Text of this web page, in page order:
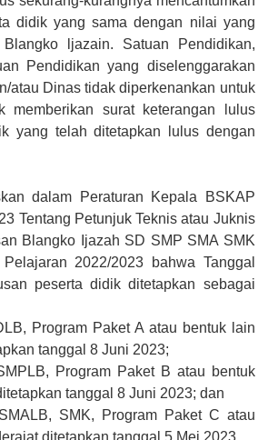
didik yang sama dengan nilai yang
ljazain. Satuan Pendidikan,
Pendidikan yang diselenggarakan
atau Dinas tidak diperkenankan untuk
memberikan surat keterangan lulus
yang telah ditetapkan lulus dengan
dalam Peraturan Kepala BSKAP
Tentang Petunjuk Teknis atau Juknis
Blangko Ijazah SD SMP SMA SMK
2022/2023 bahwa Tanggal
peserta didik ditetapkan sebagai
Program Paket A atau bentuk lain
tanggal 8 Juni 2023;
Program Paket B atau bentuk
tanggal 8 Juni 2023; dan
SMK, Program Paket C atau
ditetapkan tanggal 5 Mei 2023